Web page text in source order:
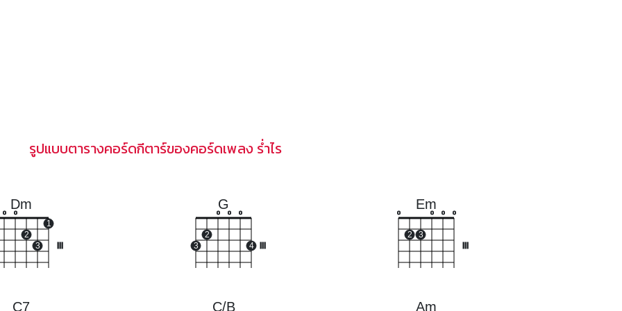
รูปแบบตารางคอร์ดกีตาร์ของคอร์ดเพลง ร่ำไร
Dm
o o
2
3
1
G
3
2
o o o
4
Em
o
2 3
o o o
C7 C/B Am